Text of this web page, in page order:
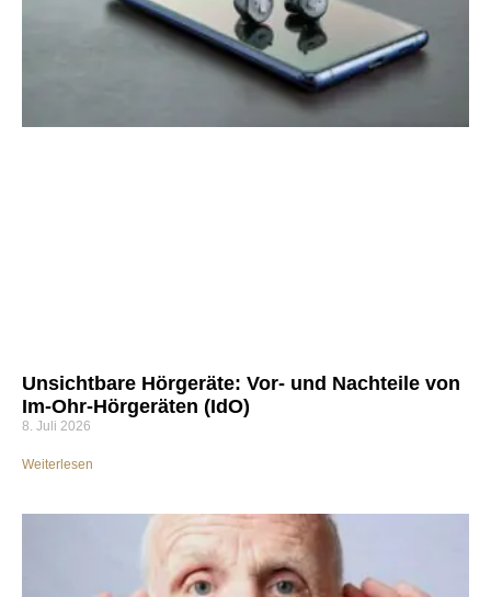
Unsichtbare Hörgeräte: Vor- und Nachteile von
Im-Ohr-Hörgeräten (IdO)
8. Juli 2026
Weiterlesen